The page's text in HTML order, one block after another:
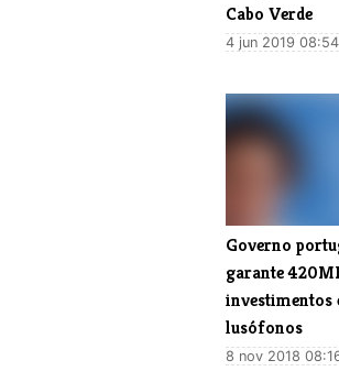
Cabo Verde
4 jun 2019 08:54
​Governo
garante
investimentos
lusófonos
8 nov 2018